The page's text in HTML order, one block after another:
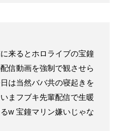
来るとホロライブの宝鐘
信動画を強制で観させら
は当然ババ共の寝起きを
まフブキ先輩配信で生暖
w 宝鐘マリン嫌いじゃな